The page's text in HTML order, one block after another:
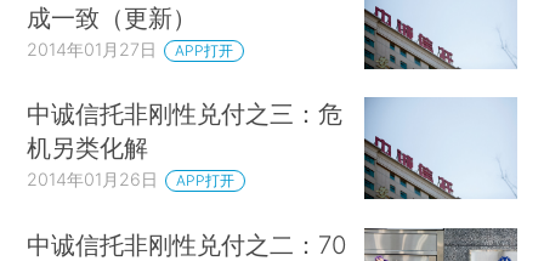
成一致（更新）
2014年01月27日 APP打开
中诚信托非刚性兑付之三：危
机另类化解
2014年01月26日 APP打开
中诚信托非刚性兑付之二：70